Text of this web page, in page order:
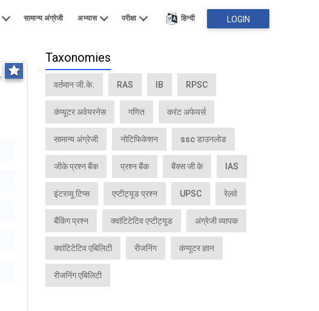
सामान्य अंग्रेजी अभ्यास परीक्षा हिन्दी LOGIN
Taxonomies
वर्तमान जी.के. RAS IB RPSC
कंप्यूटर अवेयरनेस गणित करंट अफेयर्स
सामान्य अंग्रेजी नोटिफिकेशन ssc डाउनलोड
जीके प्रश्न बैंक प्रश्न बैंक बैंक्स जी के IAS
इंटरव्यू टिप्स एप्टीट्यूड प्रश्न UPSC रेलवे
बैंकिंग प्रश्न क्वांटिटेटिव एप्टीट्यूड अंग्रेजी व्यापक
क्वांटिटेटिव एबिलिटी रीजनिंग कंप्यूटर ज्ञान
रीजनिंग एबिलिटी